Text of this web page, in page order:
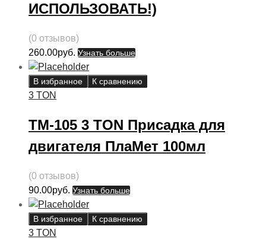
ИСПОЛЬЗОВАТЬ!)
(0 отзывов)
260.00руб. Узнать больше
В избранное К сравнению
3 TON
ТМ-105 3 TON Присадка для
двигателя ПлаМет 100мл
(0 отзывов)
90.00руб. Узнать больше
В избранное К сравнению
3 TON